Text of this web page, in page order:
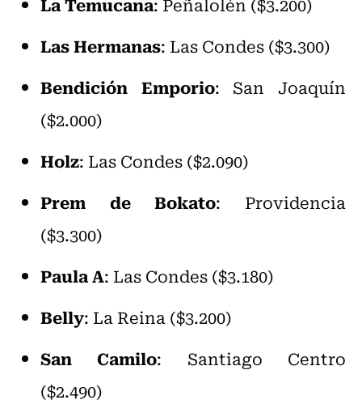
Las Hermanas: Las Condes ($3.300)
Bendición Emporio: San Joaquín
($2.000)
Holz: Las Condes ($2.090)
Prem de Bokato: Providencia
($3.300)
Paula A: Las Condes ($3.180)
Belly: La Reina ($3.200)
San Camilo: Santiago Centro
($2.490)